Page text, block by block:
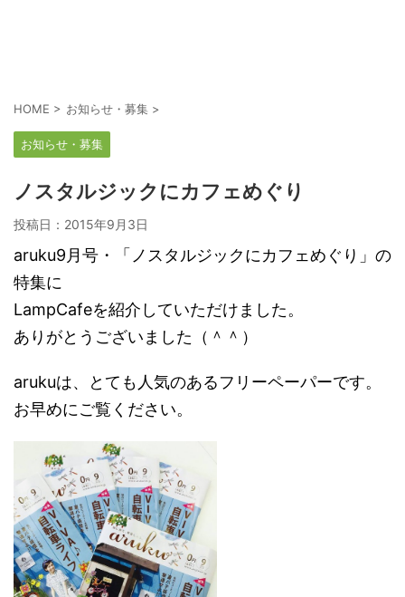
HOME > お知らせ・募集 >
お知らせ・募集
ノスタルジックにカフェめぐり
投稿日： 2015年9月3日
aruku9月号・「ノスタルジックにカフェめぐり」の
特集に
LampCafeを紹介していただけました。
ありがとうございました（＾＾）
arukuは、とても人気のあるフリーペーパーです。
お早めにご覧ください。